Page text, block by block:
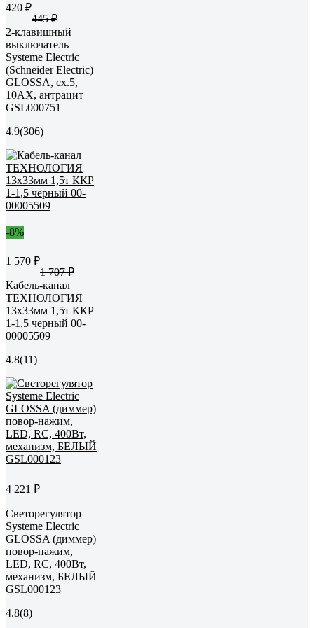
420 ₽
445 ₽
2-клавишный
выключатель
Systeme Electric
(Schneider Electric)
GLOSSA, сх.5,
10АХ, антрацит
GSL000751
4.9(306)
-8%
1 570 ₽
1 707 ₽
Кабель-канал
ТЕХНОЛОГИЯ
13x33мм 1,5т ККР
1-1,5 черный 00-
00005509
4.8(11)
4 221 ₽
Светорегулятор
Systeme Electric
GLOSSA (диммер)
повор-нажим,
LED, RC, 400Вт,
механизм, БЕЛЫЙ
GSL000123
4.8(8)